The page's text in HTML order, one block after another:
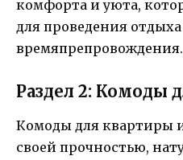
комфорта и уюта,
для проведения
времяпрепровождения.
Раздел 2: Комоды
Комоды для квартиры
своей прочностью,